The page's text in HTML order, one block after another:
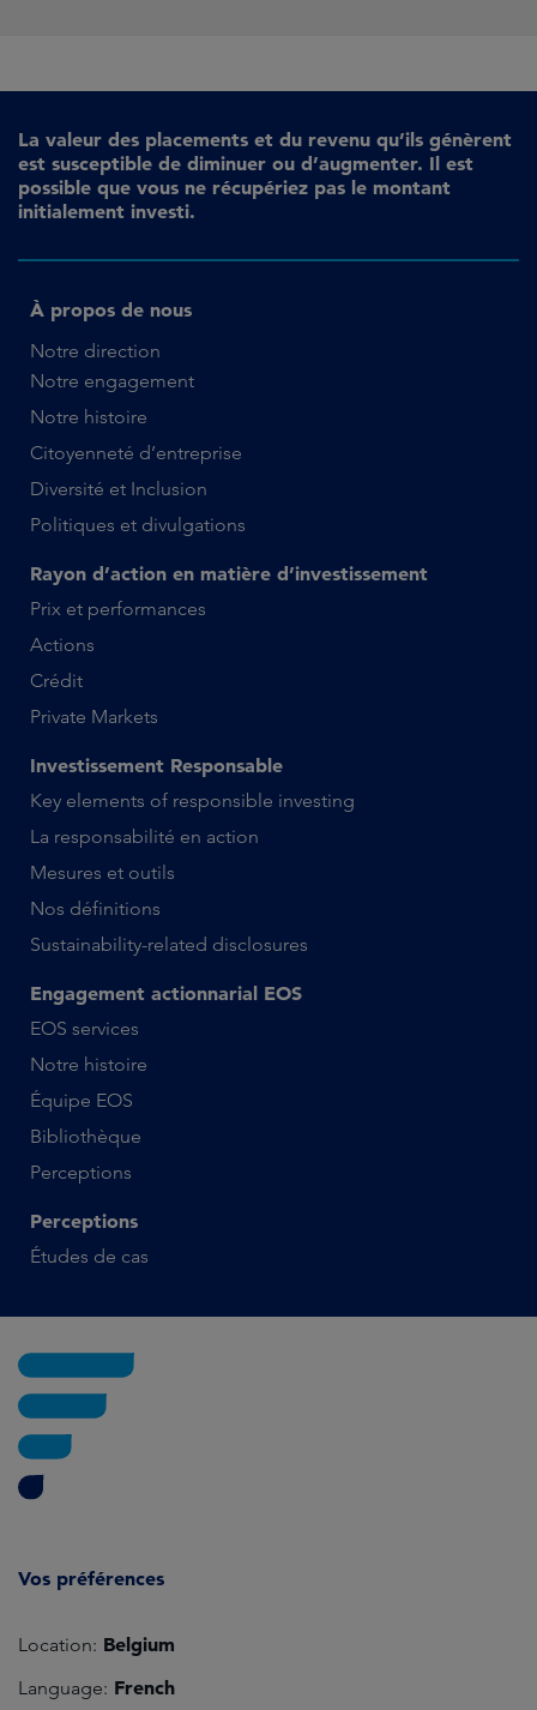
La valeur des placements et du revenu qu’ils génèrent
est susceptible de diminuer ou d’augmenter. Il est
possible que vous ne récupériez pas le montant
initialement investi.
À propos de nous
Notre direction
Notre engagement
Notre histoire
Citoyenneté d’entreprise
Diversité et Inclusion
Politiques et divulgations
Rayon d’action en matière d’investissement
Prix et performances
Actions
Crédit
Private Markets
Investissement Responsable
Key elements of responsible investing
La responsabilité en action
Mesures et outils
Nos définitions
Sustainability-related disclosures
Engagement actionnarial EOS
EOS services
Notre histoire
Équipe EOS
Bibliothèque
Perceptions
Perceptions
Études de cas
Vos préférences
Location: Belgium
Language: French